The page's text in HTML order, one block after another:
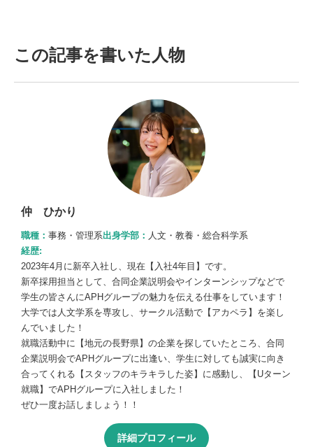
この記事を書いた人物
仲 ひかり
職種： 事務・管理系出身学部： 人文・教養・総合科学系
経歴:
2023年4月に新卒入社し、現在【入社4年目】です。
新卒採用担当として、合同企業説明会やインターンシップなどで
学生の皆さんにAPHグループの魅力を伝える仕事をしています！
大学では人文学系を専攻し、サークル活動で【アカペラ】を楽し
んでいました！
就職活動中に【地元の長野県】の企業を探していたところ、合同
企業説明会でAPHグループに出逢い、学生に対しても誠実に向き
合ってくれる【スタッフのキラキラした姿】に感動し、【Uターン
就職】でAPHグループに入社しました！
ぜひ一度お話しましょう！！
詳細プロフィール